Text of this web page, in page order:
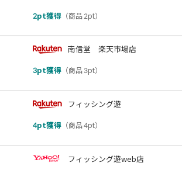
2pt獲得 （商品 2pt）
南信堂 楽天市場店
3pt獲得 （商品 3pt）
フィッシング遊
4pt獲得 （商品 4pt）
フィッシング遊web店